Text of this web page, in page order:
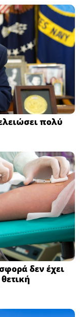
πολύ
δεν έχει